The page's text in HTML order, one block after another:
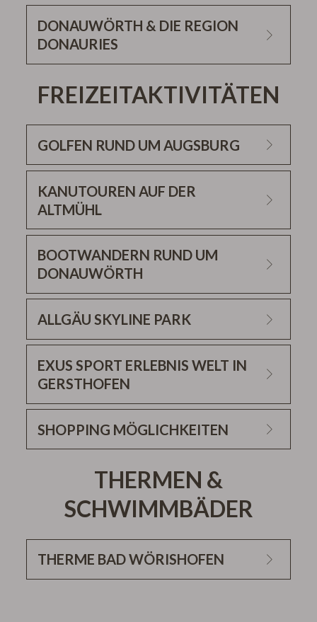
Bachstraße, 86707 Westendorf
DONAUWÖRTH & DIE REGION
DONAURIES
FREIZEITAKTIVITÄTEN
GOLFEN RUND UM AUGSBURG
www.1golf.eu
KANUTOUREN AUF DER
ALTMÜHL
AKTIV MÜHLE in
Solnhofen
Entdecken Sie unser spezielles
Übernachtungsangebot inkl. Kanutour
BOOTWANDERN RUND UM
DONAUWÖRTH
www.deutsche-
donau.de
ALLGÄU SKYLINE PARK
Entdecken Sie unser spezielles
Übernachtungsangebot inkl. Eintritt in den
Freizeitpark.
EXUS SPORT ERLEBNIS WELT IN
GERSTHOFEN
SHOPPING MÖGLICHKEITEN
THERMEN &
SCHWIMMBÄDER
THERME BAD WÖRISHOFEN